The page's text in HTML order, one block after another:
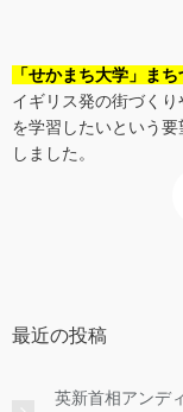
「せかまち大学」ま
イギリス発の街づく
を学習したいという
しました。
最近の投稿
英新首相アンデ